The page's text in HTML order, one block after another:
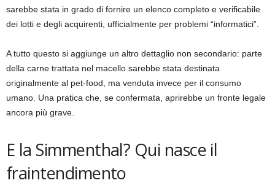
sarebbe stata in grado di fornire un elenco completo e verificabile
dei lotti e degli acquirenti, ufficialmente per problemi “informatici”.
A tutto questo si aggiunge un altro dettaglio non secondario: parte
della carne trattata nel macello sarebbe stata destinata
originalmente al pet-food, ma venduta invece per il consumo
umano. Una pratica che, se confermata, aprirebbe un fronte legale
ancora più grave.
E la Simmenthal? Qui nasce il
fraintendimento